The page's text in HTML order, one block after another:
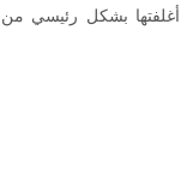
أغلفتها بشكل رئيسي من